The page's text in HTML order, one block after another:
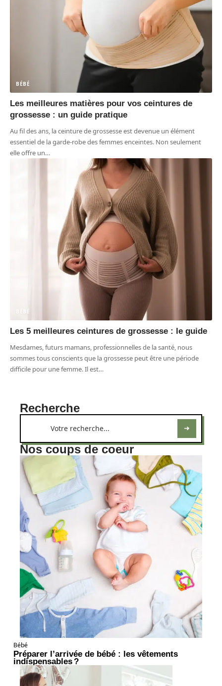
BÉBÉ
Les meilleures matières pour vos ceintures de
grossesse : un guide pratique
Au fil des ans, la ceinture de grossesse est devenue un élément
essentiel de la garde-robe des femmes enceintes. Non seulement
elle offre un…
BÉBÉ
Les 5 meilleures ceintures de grossesse : le guide
Mesdames, futurs mamans, professionnelles de la santé, nous
sommes tous conscients que la grossesse peut être une période
difficile pour une femme. Il est…
Recherche
Nos coups de coeur
Bébé
Préparer l’arrivée de bébé : les vêtements
indispensables ?